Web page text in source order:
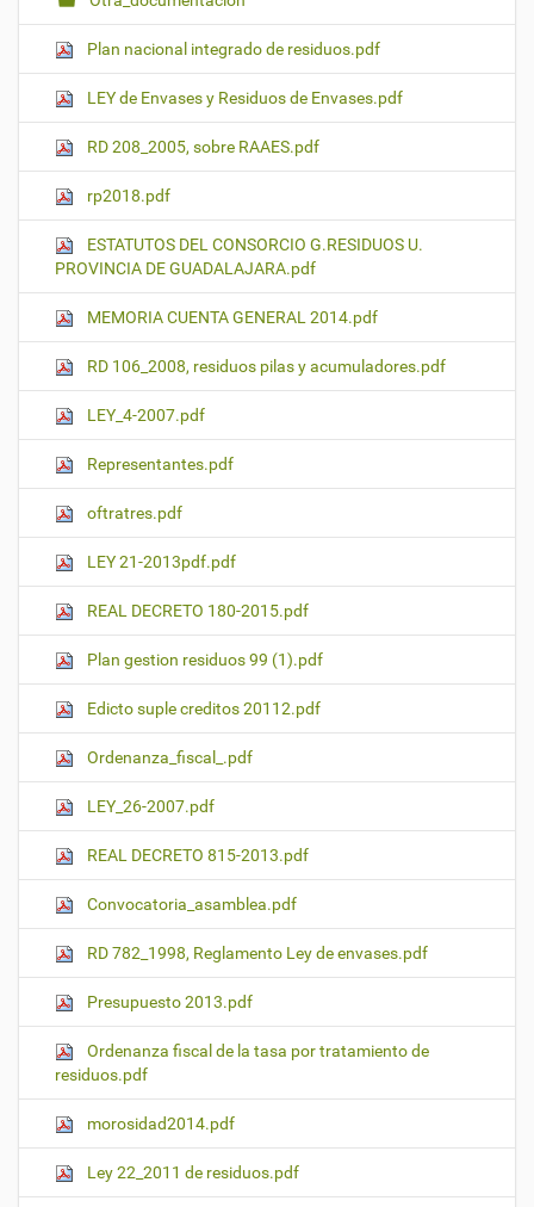
Plan nacional integrado de residuos.pdf
LEY de Envases y Residuos de Envases.pdf
RD 208_2005, sobre RAAES.pdf
rp2018.pdf
ESTATUTOS DEL CONSORCIO G.RESIDUOS U.
PROVINCIA DE GUADALAJARA.pdf
MEMORIA CUENTA GENERAL 2014.pdf
RD 106_2008, residuos pilas y acumuladores.pdf
LEY_4-2007.pdf
Representantes.pdf
oftratres.pdf
LEY 21-2013pdf.pdf
REAL DECRETO 180-2015.pdf
Plan gestion residuos 99 (1).pdf
Edicto suple creditos 20112.pdf
Ordenanza_fiscal_.pdf
LEY_26-2007.pdf
REAL DECRETO 815-2013.pdf
Convocatoria_asamblea.pdf
RD 782_1998, Reglamento Ley de envases.pdf
Presupuesto 2013.pdf
Ordenanza fiscal de la tasa por tratamiento de
residuos.pdf
morosidad2014.pdf
Ley 22_2011 de residuos.pdf